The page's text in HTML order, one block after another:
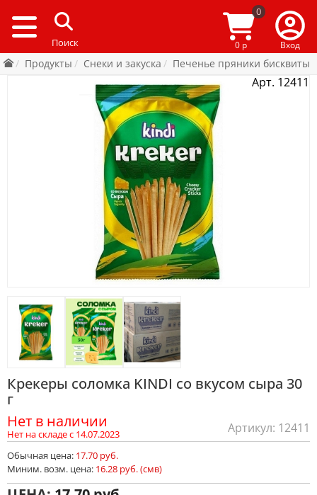
0
0 р Вход
Продукты Снеки и закуска Печенье пряники бисквиты
Арт. 12411
Крекеры соломка KINDI со вкусом сыра 30
г
Нет в наличии
Нет на складе с 14.07.2023 Артикул: 12411
Обычная цена: 17.70 руб.
Миним. возм. цена: 16.28 руб. (смв)